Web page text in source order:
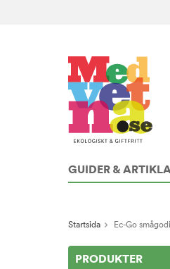
GUIDER &
Startsida Ec-Go
PRODUKTER